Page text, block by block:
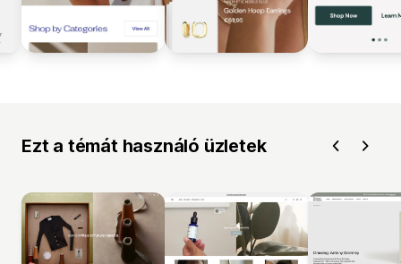
Ezt a témát használó üzletek